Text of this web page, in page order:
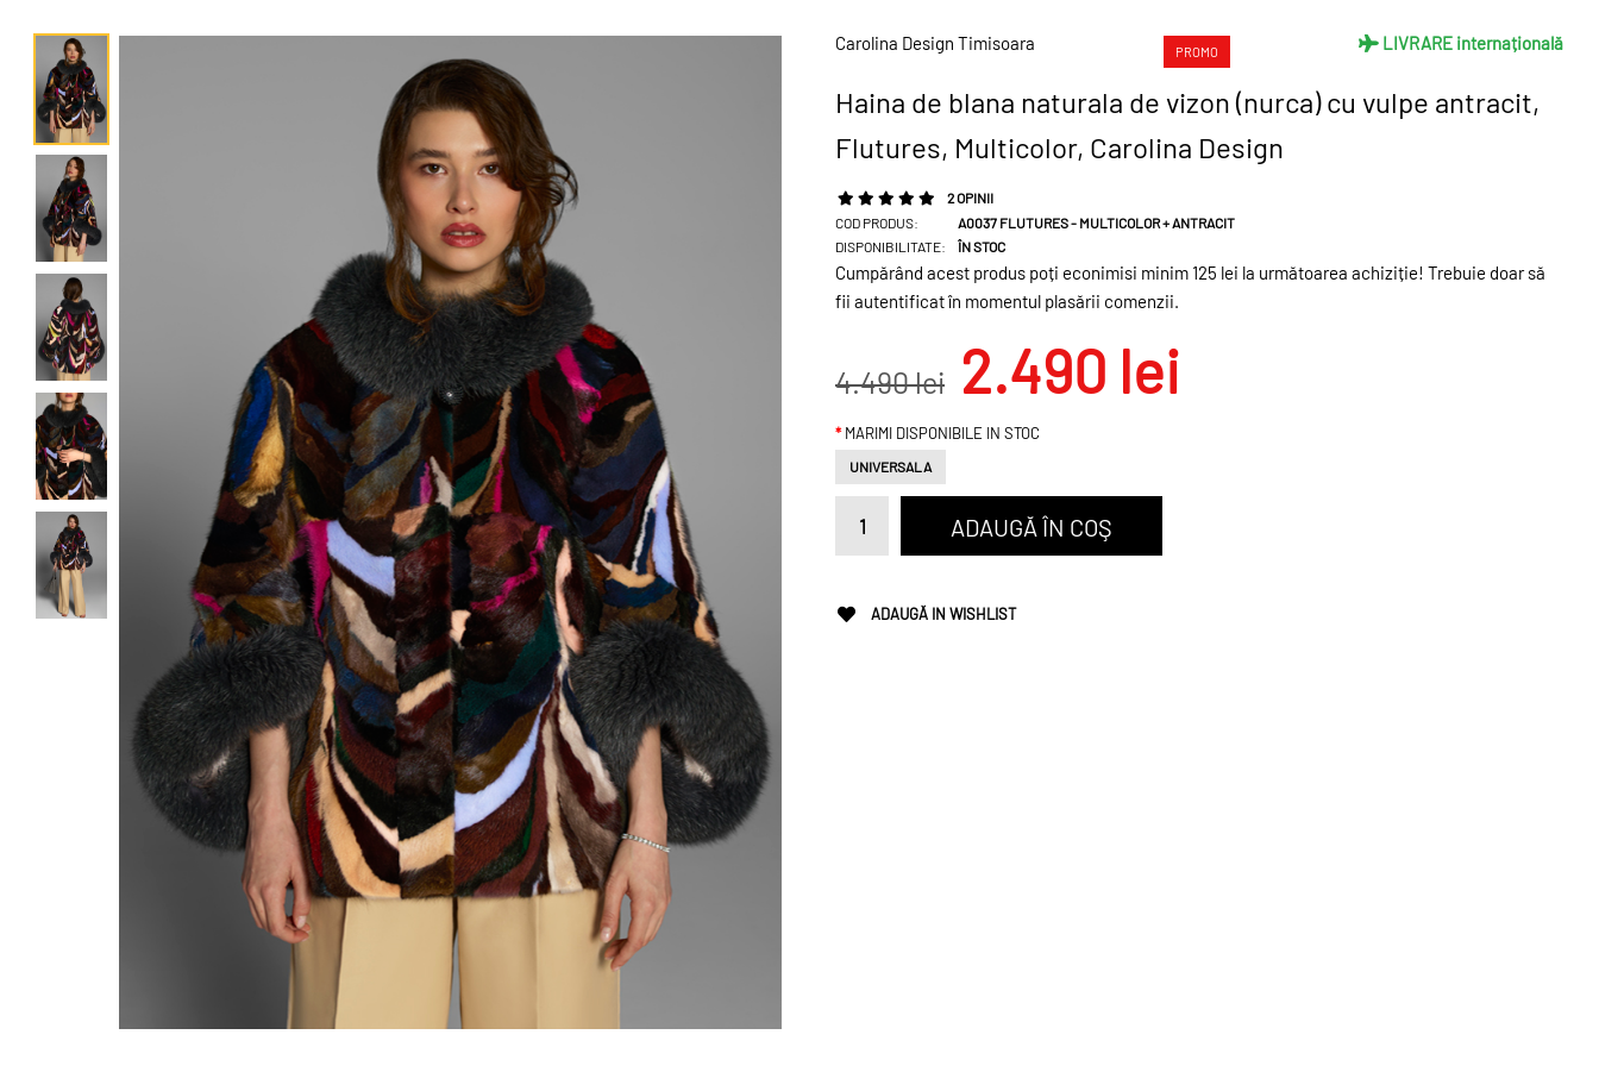
Carolina Design Timisoara PROMO LIVRARE internațională
Haina de blana naturala de vizon (nurca) cu vulpe antracit,
Flutures, Multicolor, Carolina Design
2 OPINII
COD PRODUS:
DISPONIBILITATE:
A0037 FLUTURES - MULTICOLOR + ANTRACIT
ÎN STOC
Cumpărând acest produs poți econimisi minim 125 lei la următoarea achiziție! Trebuie doar să
fii autentificat în momentul plasării comenzii.
4.490 lei 2.490 lei
MARIMI DISPONIBILE IN STOC
UNIVERSALA
ADAUGĂ IN WISHLIST